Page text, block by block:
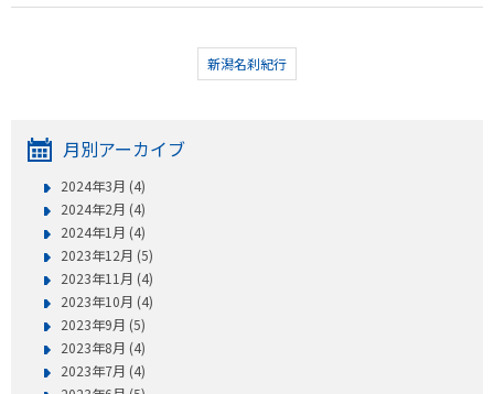
新潟名刹紀行
月別アーカイブ
2024年3月 (4)
2024年2月 (4)
2024年1月 (4)
2023年12月 (5)
2023年11月 (4)
2023年10月 (4)
2023年9月 (5)
2023年8月 (4)
2023年7月 (4)